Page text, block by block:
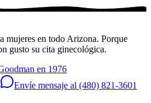
mujeres en todo Arizona. Porque
gusto su cita ginecológica.
en 1976
Envíe mensaje al (480) 821-3601